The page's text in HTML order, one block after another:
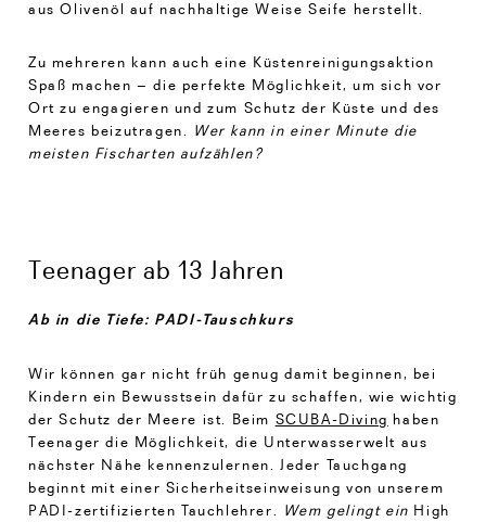
aus Olivenöl auf nachhaltige Weise Seife herstellt.
Zu mehreren kann auch eine Küstenreinigungsaktion
Spaß machen – die perfekte Möglichkeit, um sich vor
Ort zu engagieren und zum Schutz der Küste und des
Meeres beizutragen. Wer kann in einer Minute die
meisten Fischarten aufzählen?
Teenager ab 13 Jahren
Ab in die Tiefe: PADI-Tauschkurs
Wir können gar nicht früh genug damit beginnen, bei
Kindern ein Bewusstsein dafür zu schaffen, wie wichtig
der Schutz der Meere ist. Beim SCUBA-Diving haben
Teenager die Möglichkeit, die Unterwasserwelt aus
nächster Nähe kennenzulernen. Jeder Tauchgang
beginnt mit einer Sicherheitseinweisung von unserem
PADI-zertifizierten Tauchlehrer.
Wem gelingt ein High